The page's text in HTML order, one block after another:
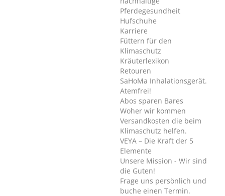
Pferdegesundheit
Hufschuhe
Karriere
Füttern für den
Klimaschutz
Kräuterlexikon
Retouren
SaHoMa Inhalationsgerät.
Atemfrei!
Abos sparen Bares
Woher wir kommen
Versandkosten die beim
Klimaschutz helfen.
VEYA – Die Kraft der 5
Elemente
Unsere Mission - Wir sind
die Guten!
Frage uns persönlich und
buche einen Termin.